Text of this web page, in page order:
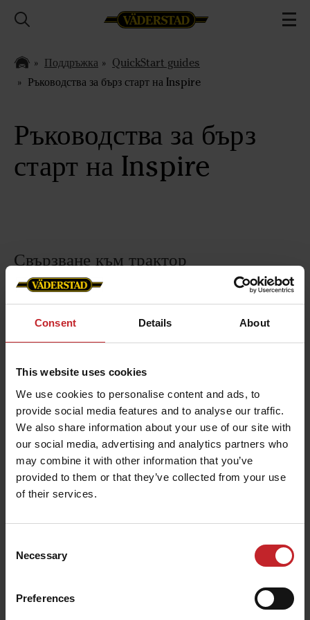
Consent Details About
This website uses cookies
We use cookies to personalise content and ads, to
provide social media features and to analyse our traffic.
We also share information about your use of our site with
our social media, advertising and analytics partners who
may combine it with other information that you’ve
provided to them or that they’ve collected from your use
of their services.
Selection
Necessary
Preferences
Поддръжка
QuickStart guides
Ръководства за бърз старт на Inspire
Ръководства за бърз
старт на Inspire
Свързване към трактор
Научете как да свържете сеялката Inspire към
Основни настройки
Научете основните настройки на сеялката Inspire.
Inspire.